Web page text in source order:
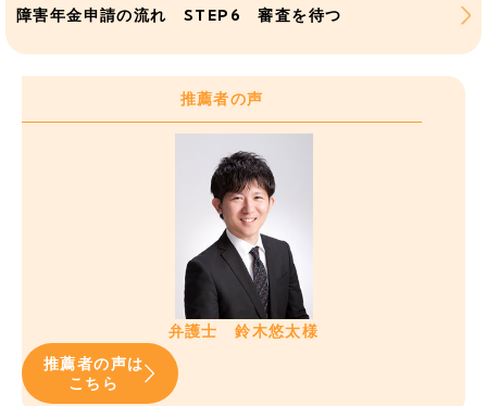
障害年金申請の流れ STEP6 審査を待つ
推薦者の声
弁護士 鈴木悠太様
推薦者の声は
こちら